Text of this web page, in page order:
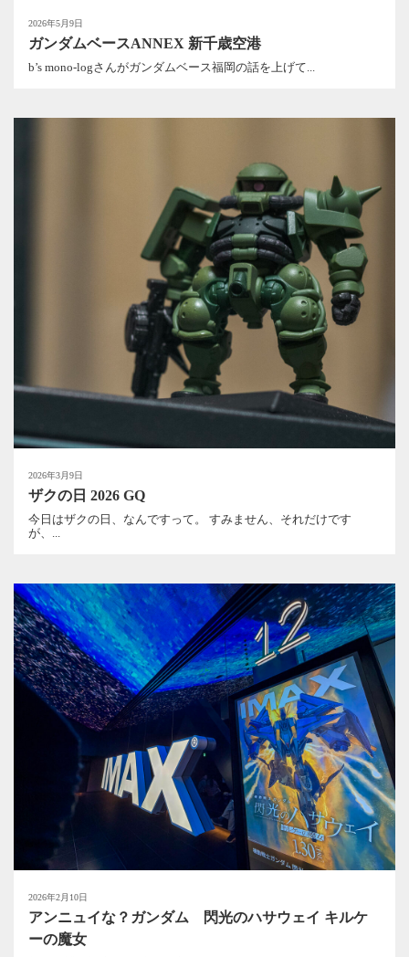
2026年5月9日
ガンダムベースANNEX 新千歳空港
b’s mono-logさんがガンダムベース福岡の話を上げて...
2026年3月9日
ザクの日 2026 GQ
今日はザクの日、なんですって。 すみません、それだけです
が、...
2026年2月10日
アンニュイな？ガンダム 閃光のハサウェイ キルケ
ーの魔女